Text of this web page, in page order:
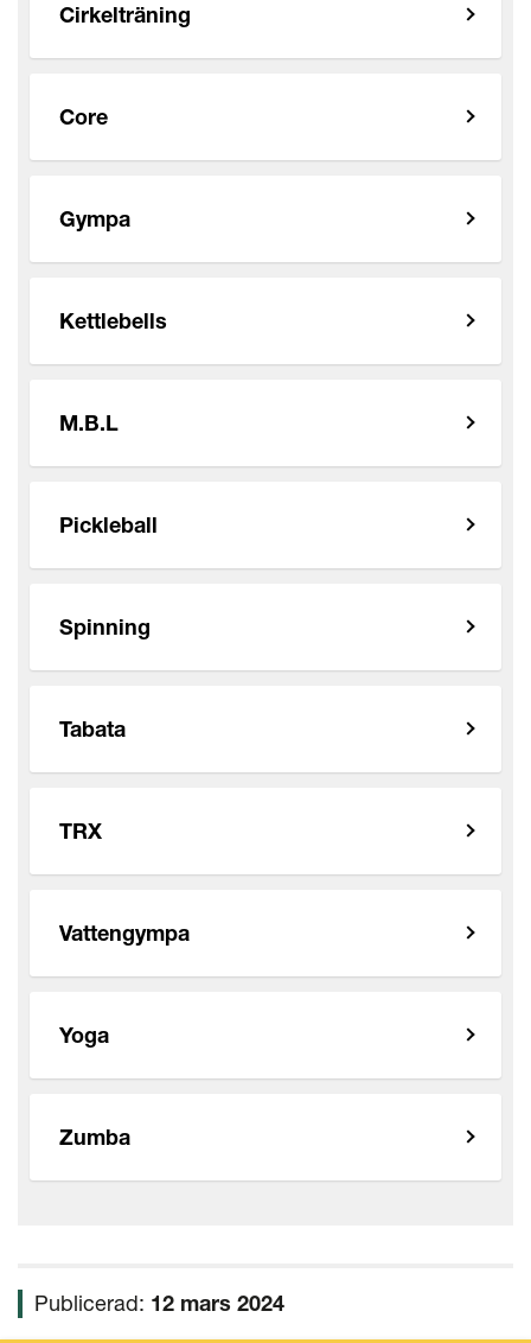
Cirkelträning
Core
Gympa
Kettlebells
M.B.L
Pickleball
Spinning
Tabata
TRX
Vattengympa
Yoga
Zumba
Publicerad: 12 mars 2024